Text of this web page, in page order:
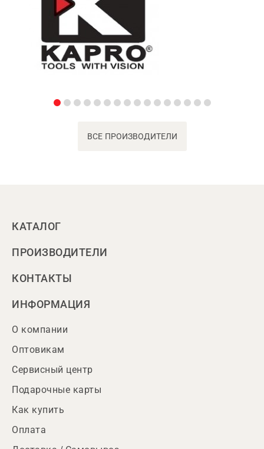
ВСЕ ПРОИЗВОДИТЕЛИ
КАТАЛОГ
ПРОИЗВОДИТЕЛИ
КОНТАКТЫ
ИНФОРМАЦИЯ
О компании
Оптовикам
Сервисный центр
Подарочные карты
Как купить
Оплата